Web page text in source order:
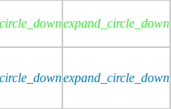
expand_circle_down
expand_circle_down